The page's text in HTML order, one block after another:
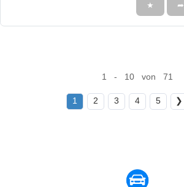
★ ➦
1 - 10 von 71
1 2 3 4 5 ❯